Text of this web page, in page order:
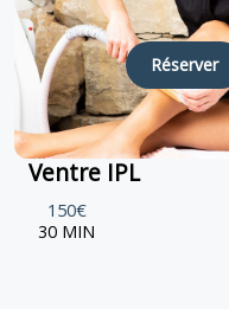
Réserver
Ventre IPL
150€
30 MIN